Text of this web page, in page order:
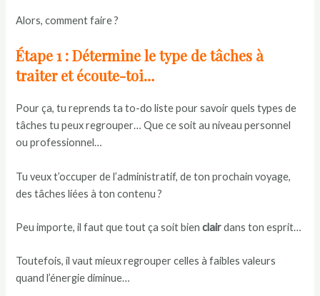
Alors, comment faire ?
Étape 1 : Détermine le type de tâches à
traiter et écoute-toi…
Pour ça, tu reprends ta to-do liste pour savoir quels types de
tâches tu peux regrouper… Que ce soit au niveau personnel
ou professionnel…
Tu veux t’occuper de l’administratif, de ton prochain voyage,
des tâches liées à ton contenu ?
Peu importe, il faut que tout ça soit bien clairdans ton esprit…
Toutefois, il vaut mieux regrouper celles à faibles valeurs
quand l’énergie diminue…